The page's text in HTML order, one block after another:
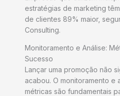
estratégias de marketing
de clientes 89% maior,
Consulting.
Monitoramento e Análise:
Sucesso
Lançar uma promoção não
acabou. O monitoramento e
métricas são fundamentais